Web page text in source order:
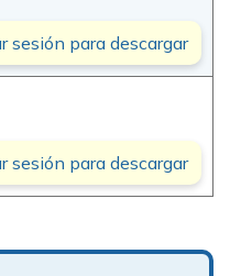
sesión para descargar
sesión para descargar